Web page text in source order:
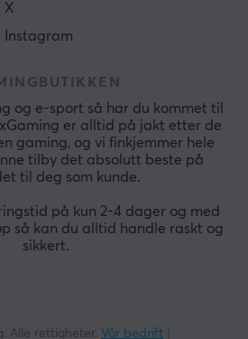
X
Instagram
og e-sport så har du kommet til
er alltid på jakt etter de
gaming, og vi finkjemmer hele
tilby det absolutt beste på
til deg som kunde.
på kun 2-4 dager og med
så kan du alltid handle raskt og
sikkert.
Alle rettigheter. Vår bedrift